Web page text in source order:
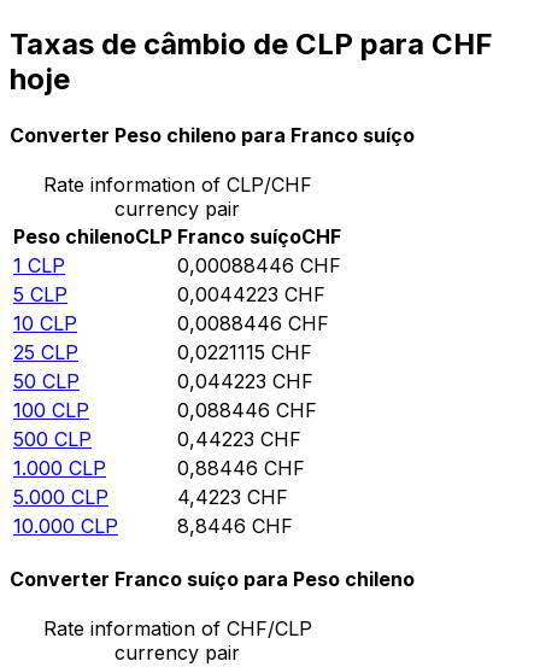
Taxas de câmbio de CLP para CHF
hoje
Converter Peso chileno para Franco suíço
Rate information of CLP/CHF
currency pair
Peso chilenoCLP Franco suíçoCHF
1 CLP 0,00088446 CHF
5 CLP 0,0044223 CHF
10 CLP 0,0088446 CHF
25 CLP 0,0221115 CHF
50 CLP 0,044223 CHF
100 CLP 0,088446 CHF
500 CLP 0,44223 CHF
1.000 CLP 0,88446 CHF
5.000 CLP 4,4223 CHF
10.000 CLP 8,8446 CHF
Converter Franco suíço para Peso chileno
Rate information of CHF/CLP
currency pair